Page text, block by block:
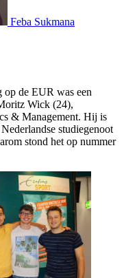
Feba Sukmana
op de EUR was een
Wick (24),
& Management. Hij is
studiegenoot
stond het op nummer